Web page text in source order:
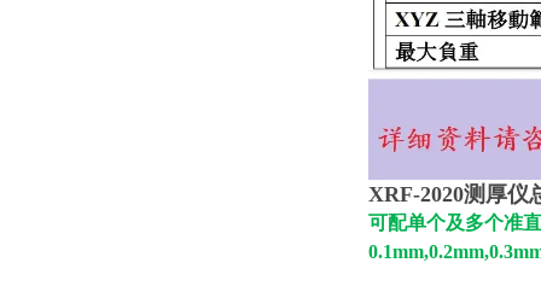
XRF-2020测厚仪
可配单个及多个准